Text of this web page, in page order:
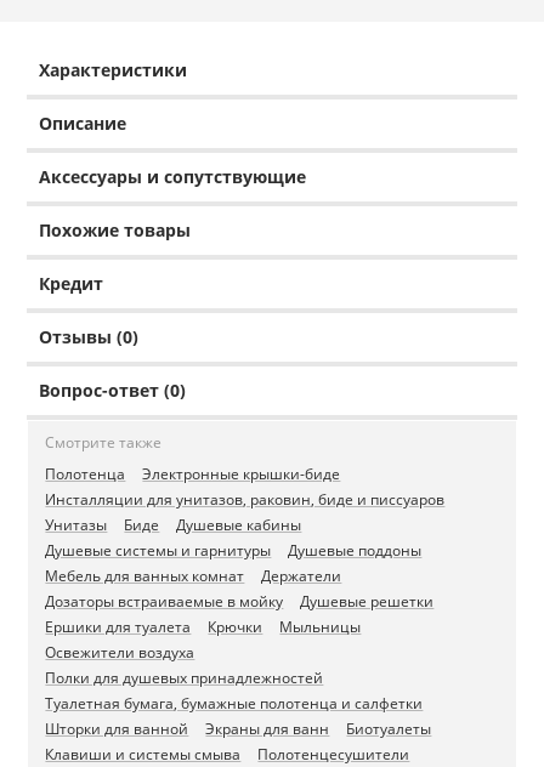
Характеристики
Описание
Аксессуары и сопутствующие
Похожие товары
Кредит
Отзывы (0)
Вопрос-ответ (0)
Смотрите также
Полотенца
Электронные крышки-биде
Инсталляции для унитазов, раковин, биде и писсуаров
Унитазы
Биде
Душевые кабины
Душевые системы и гарнитуры
Душевые поддоны
Мебель для ванных комнат
Держатели
Дозаторы встраиваемые в мойку
Душевые решетки
Ершики для туалета
Крючки
Мыльницы
Освежители воздуха
Полки для душевых принадлежностей
Туалетная бумага, бумажные полотенца и салфетки
Шторки для ванной
Экраны для ванн
Биотуалеты
Клавиши и системы смыва
Полотенцесушители